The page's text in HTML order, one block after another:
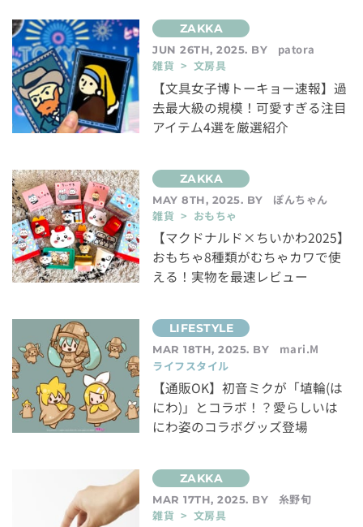
JUN 26TH, 2025. BY
patora
雑貨 > 文房具
【文具女子博トーキョー速報】過
去最大級の規模！可愛すぎる注目
アイテム4選を厳選紹介
MAY 8TH, 2025. BY
ぽんちゃん
雑貨 > おもちゃ
【マクドナルド×ちいかわ2025】
おもちゃ8種類がむちゃカワで使
える！実物を最速レビュー
MAR 18TH, 2025. BY
mari.M
ライフスタイル
【通販OK】初音ミクが「埴輪(は
にわ)」とコラボ！？愛らしいは
にわ姿のコラボグッズ登場
MAR 17TH, 2025. BY
糸野旬
雑貨 > 文房具